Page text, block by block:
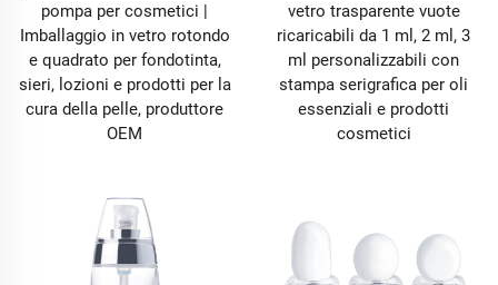
pompa per cosmetici |
Imballaggio in vetro rotondo
e quadrato per fondotinta,
sieri, lozioni e prodotti per la
cura della pelle, produttore
OEM
vetro trasparente vuote
ricaricabili da 1 ml, 2 ml, 3
ml personalizzabili con
stampa serigrafica per oli
essenziali e prodotti
cosmetici